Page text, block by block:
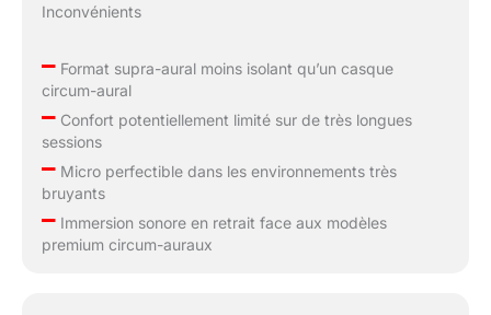
Inconvénients
–Format supra-aural moins isolant qu’un casque
circum-aural
–Confort potentiellement limité sur de très longues
sessions
–Micro perfectible dans les environnements très
bruyants
–Immersion sonore en retrait face aux modèles
premium circum-auraux